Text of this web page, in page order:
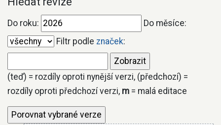
Do roku:
Do měsíce:
Filtr podle značek:
(teď) = rozdíly oproti nynější verzi, (předchozí) =
rozdíly oproti předchozí verzi, m = malá editace